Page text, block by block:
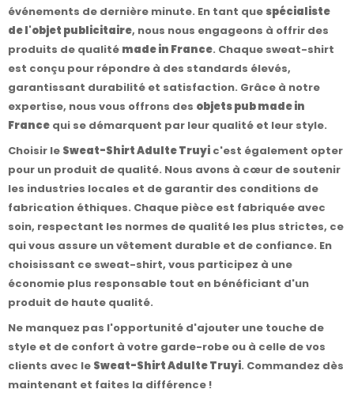
événements de dernière minute. En tant quespécialiste
de l'objet publicitaire, nous nous engageons à offrir des
produits de qualité made in France. Chaque sweat-shirt
est conçu pour répondre à des standards élevés,
garantissant durabilité et satisfaction. Grâce à notre
expertise, nous vous offrons des objets pub made in
France qui se démarquent par leur qualité et leur style.
Choisir le Sweat-Shirt Adulte Truyi c'est également opter
pour un produit de qualité. Nous avons à cœur de soutenir
les industries locales et de garantir des conditions de
fabrication éthiques. Chaque pièce est fabriquée avec
soin, respectant les normes de qualité les plus strictes, ce
qui vous assure un vêtement durable et de confiance. En
choisissant ce sweat-shirt, vous participez à une
économie plus responsable tout en bénéficiant d'un
produit de haute qualité.
Ne manquez pas l'opportunité d'ajouter une touche de
style et de confort à votre garde-robe ou à celle de vos
clients avec le Sweat-Shirt Adulte Truyi. Commandez dès
maintenant et faites la différence !